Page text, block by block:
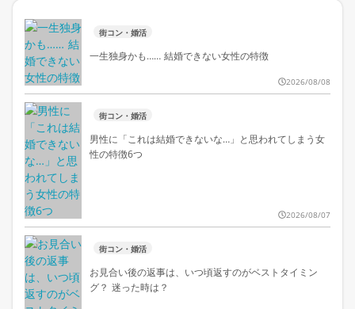
街コン・婚活
一生独身かも…… 結婚できない女性の特徴
2026/08/08
街コン・婚活
男性に「これは結婚できないな…」と思われてしまう女
性の特徴6つ
2026/08/07
街コン・婚活
お見合い後の返事は、いつ頃返すのがベストタイミン
グ？ 迷った時は？